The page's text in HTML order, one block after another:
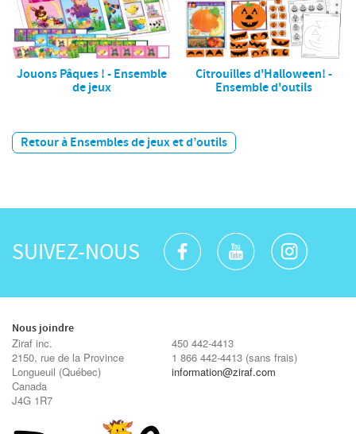
Jouons Pâques ! - Ensemble
de jeux
Citrouilles d'Halloween! -
Ensemble d'outils
Retour à Ensembles de jeux et d’outils
SUIVEZ-NOUS
Nous joindre
Ziraf inc.
2150, rue de la Province
Longueuil (Québec)
Canada
J4G 1R7
450 442-4413
1 866 442-4413(sans frais)
information@ziraf.com